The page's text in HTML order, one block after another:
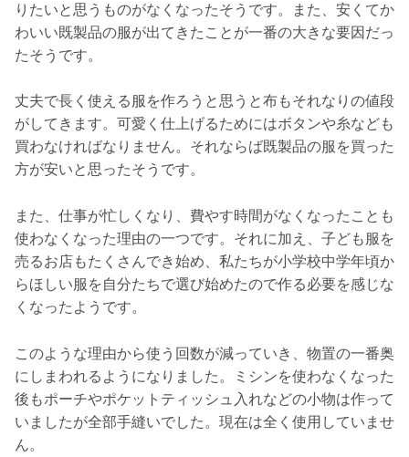
りたいと思うものがなくなったそうです。また、安くてか
わいい既製品の服が出てきたことが一番の大きな要因だっ
たそうです。
丈夫で長く使える服を作ろうと思うと布もそれなりの値段
がしてきます。可愛く仕上げるためにはボタンや糸なども
買わなければなりません。それならば既製品の服を買った
方が安いと思ったそうです。
また、仕事が忙しくなり、費やす時間がなくなったことも
使わなくなった理由の一つです。それに加え、子ども服を
売るお店もたくさんでき始め、私たちが小学校中学年頃か
らほしい服を自分たちで選び始めたので作る必要を感じな
くなったようです。
このような理由から使う回数が減っていき、物置の一番奥
にしまわれるようになりました。ミシンを使わなくなった
後もポーチやポケットティッシュ入れなどの小物は作って
いましたが全部手縫いでした。現在は全く使用していませ
ん。